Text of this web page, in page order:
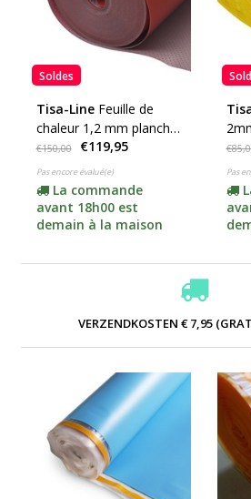
Soldes
Tisa-Line Feuille de
chaleur 1,2 mm plancher
chauffant plancher
200mu rôle de 15m2
€150,00 €119,95
Pas encore évalué(e)
La commande
avant 18h00 est
demain à la maison
Pas
VERZENDKOSTEN € 7,95